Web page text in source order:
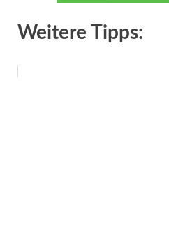
Weitere Tipps: